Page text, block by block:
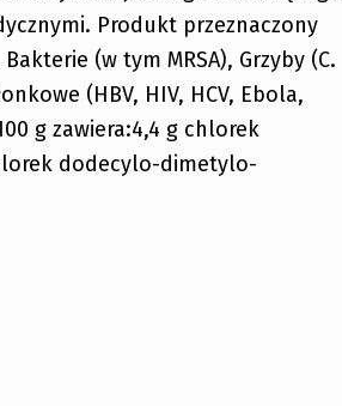
Produkt przeznaczony
(w tym MRSA), Grzyby (C.
(HBV, HIV, HCV, Ebola,
g zawiera:4,4 g chlorek
dodecylo-dimetylo-